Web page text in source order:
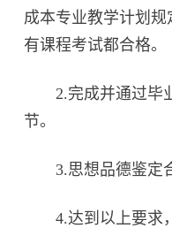
成本专业教学计划
有课程考试都合格。
2.完成并通过毕业
节。
3.思想品德鉴定合
4.达到以上要求，